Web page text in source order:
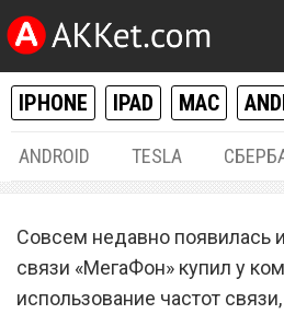
IPHONE IPAD MAC
ANDROID TESLA
Сотовый
Совсем недавно появилась
связи «МегаФон» купил у
использование частот